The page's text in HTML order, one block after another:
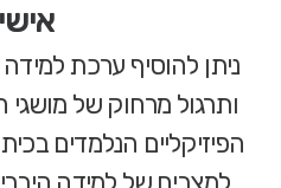
ניתן להוסיף ערכת
הפיזיקליים הנלמדים